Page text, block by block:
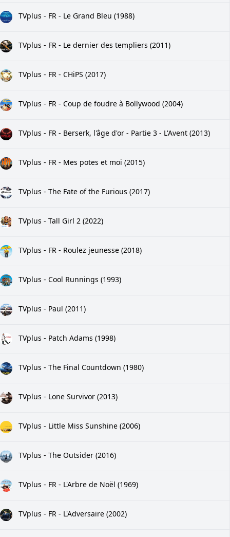
TVplus - FR - Le Grand Bleu (1988)
TVplus - FR - Le dernier des templiers (2011)
TVplus - FR - CHiPS (2017)
TVplus - FR - Coup de foudre à Bollywood (2004)
TVplus - FR - Berserk, l'âge d'or - Partie 3 - L'Avent (2013)
TVplus - FR - Mes potes et moi (2015)
TVplus - The Fate of the Furious (2017)
TVplus - Tall Girl 2 (2022)
TVplus - FR - Roulez jeunesse (2018)
TVplus - Cool Runnings (1993)
TVplus - Paul (2011)
TVplus - Patch Adams (1998)
TVplus - The Final Countdown (1980)
TVplus - Lone Survivor (2013)
TVplus - Little Miss Sunshine (2006)
TVplus - The Outsider (2016)
TVplus - FR - L'Arbre de Noël (1969)
TVplus - FR - L'Adversaire (2002)